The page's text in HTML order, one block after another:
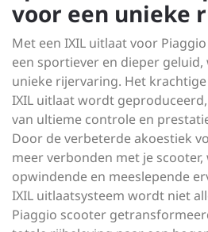
voor een unieke
Met een IXIL uitlaat voor
een sportiever en dieper
unieke rijervaring. Het
IXIL uitlaat wordt
van ultieme controle en
Door de verbeterde akoestiek
meer verbonden met je
opwindende en meeslepende
IXIL uitlaatsysteem wordt niet
Piaggio scooter